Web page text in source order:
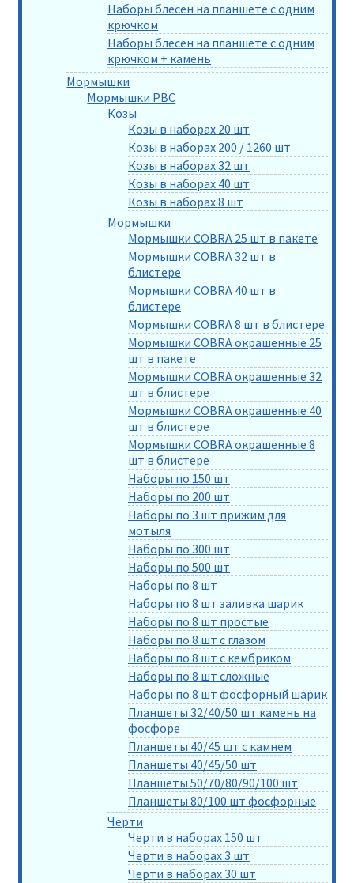
Наборы блесен на планшете с одним
крючком
Наборы блесен на планшете с одним
крючком + камень
Мормышки
Мормышки РВС
Козы
Козы в наборах 20 шт
Козы в наборах 200 / 1260 шт
Козы в наборах 32 шт
Козы в наборах 40 шт
Козы в наборах 8 шт
Мормышки
Мормышки COBRA 25 шт в пакете
Мормышки COBRA 32 шт в
блистере
Мормышки COBRA 40 шт в
блистере
Мормышки COBRA 8 шт в блистере
Мормышки COBRA окрашенные 25
шт в пакете
Мормышки COBRA окрашенные 32
шт в блистере
Мормышки COBRA окрашенные 40
шт в блистере
Мормышки COBRA окрашенные 8
шт в блистере
Наборы по 150 шт
Наборы по 200 шт
Наборы по 3 шт прижим для
мотыля
Наборы по 300 шт
Наборы по 500 шт
Наборы по 8 шт
Наборы по 8 шт заливка шарик
Наборы по 8 шт простые
Наборы по 8 шт с глазом
Наборы по 8 шт с кембриком
Наборы по 8 шт сложные
Наборы по 8 шт фосфорный шарик
Планшеты 32/40/50 шт камень на
фосфоре
Планшеты 40/45 шт с камнем
Планшеты 40/45/50 шт
Планшеты 50/70/80/90/100 шт
Планшеты 80/100 шт фосфорные
Черти
Черти в наборах 150 шт
Черти в наборах 3 шт
Черти в наборах 30 шт